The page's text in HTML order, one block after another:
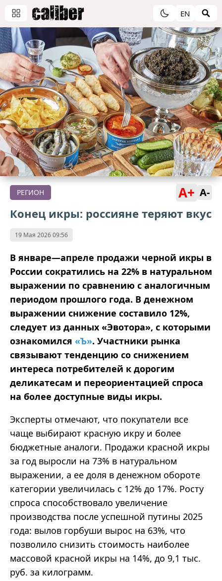
EN
РЕГИОН A+ A-
Конец икры: россияне теряют вкус
19 Мая 2026 09:56
В январе—апреле продажи черной икры в
России сократились на 22% в натуральном
выражении по сравнению с аналогичным
периодом прошлого года. В денежном
выражении снижение составило 12%,
следует из данных «Эвотора», с которыми
ознакомился «Ъ». Участники рынка
связывают тенденцию со снижением
интереса потребителей к дорогим
деликатесам и переориентацией спроса
на более доступные виды икры.
Эксперты отмечают, что покупатели все
чаще выбирают красную икру и более
бюджетные аналоги. Продажи красной икры
за год выросли на 73% в натуральном
выражении, а ее доля в денежном обороте
категории увеличилась с 12% до 17%. Росту
спроса способствовало увеличение
производства после успешной путины 2025
года: вылов горбуши вырос на 63%, что
позволило снизить стоимость наиболее
массовой красной икры на 14%, до 9,1 тыс.
руб. за килограмм.